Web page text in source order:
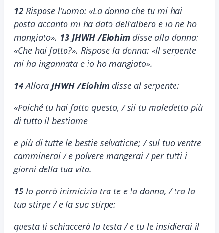
12 Rispose l’uomo: «La donna che tu mi hai
posta accanto mi ha dato dell’albero e io ne ho
mangiato». 13 JHWH /Elohim disse alla donna:
«Che hai fatto?». Rispose la donna: «Il serpente
mi ha ingannata e io ho mangiato».
14Allora JHWH /Elohim disse al serpente:
«Poiché tu hai fatto questo, / sii tu maledetto più
di tutto il bestiame
e più di tutte le bestie selvatiche; / sul tuo ventre
camminerai / e polvere mangerai / per tutti i
giorni della tua vita.
15 Io porrò inimicizia tra te e la donna, / tra la
tua stirpe / e la sua stirpe:
questa ti schiaccerà la testa / e tu le insidierai il